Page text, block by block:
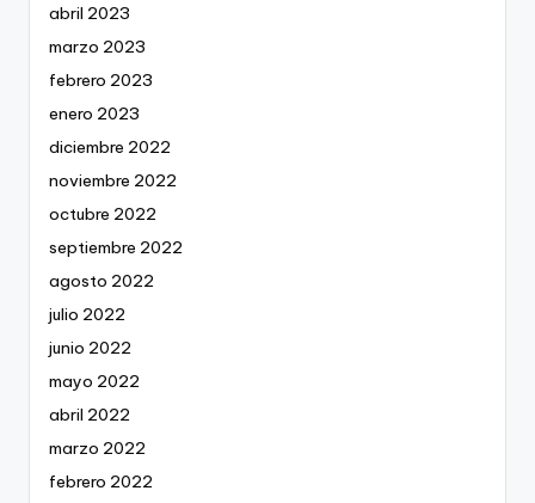
abril 2023
marzo 2023
febrero 2023
enero 2023
diciembre 2022
noviembre 2022
octubre 2022
septiembre 2022
agosto 2022
julio 2022
junio 2022
mayo 2022
abril 2022
marzo 2022
febrero 2022